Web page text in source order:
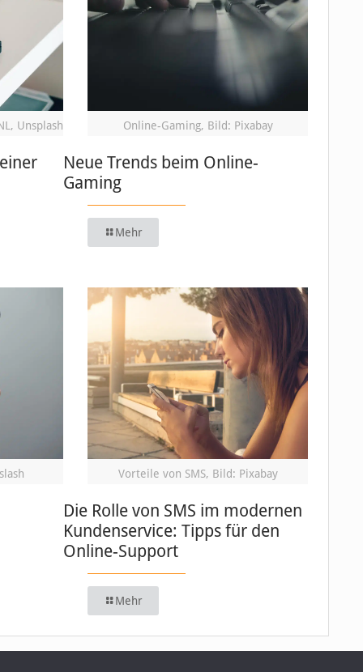
Unsplash Online-Gaming, Bild: Pixabay
Neue Trends beim Online-
Gaming
Mehr
Vorteile von SMS, Bild: Pixabay
Die Rolle von SMS im modernen
Kundenservice: Tipps für den
Online-Support
Mehr